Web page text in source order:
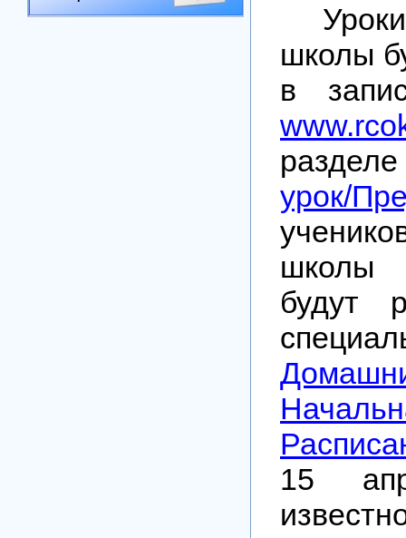
школы
в
урок/
будут
15